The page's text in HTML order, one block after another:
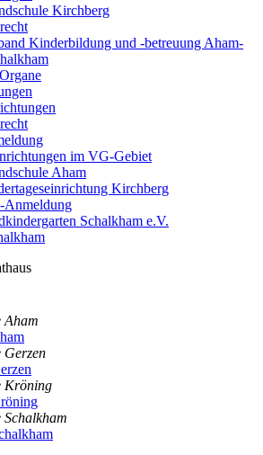
Kirchberg
Kinderbildung und -betreuung Aham-
im VG-Gebiet
Aham
Kirchberg
Anmeldung
Schalkham e.V.